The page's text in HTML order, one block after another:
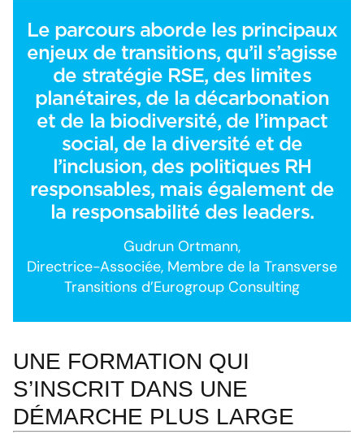
Le parcours aborde les principaux
enjeux de transitions, qu’il s’agisse
de stratégie RSE, des limites
planétaires, de la décarbonation
et de la biodiversité, de l’impact
social, de la diversité et de
l’inclusion, des politiques RH
responsables, mais également de
la responsabilité des leaders.
Gudrun Ortmann,
Directrice-Associée, Membre de la Transverse
Transitions d’Eurogroup Consulting
UNE FORMATION QUI
S’INSCRIT DANS UNE
DÉMARCHE PLUS LARGE